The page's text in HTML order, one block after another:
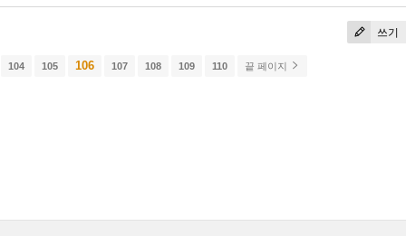
쓰기
104 105 106 107 108 109 110 끝 페이지